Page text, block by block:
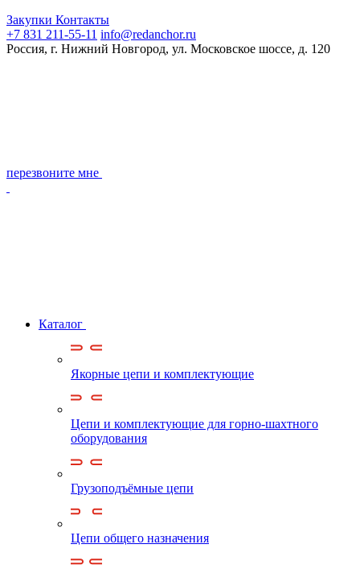
Закупки Контакты
+7 831 211-55-11 info@redanchor.ru
Россия, г. Нижний Новгород, ул. Московское шоссе, д. 120
перезвоните мне
Каталог
Якорные цепи и комплектующие
Цепи и комплектующие для горно-шахтного
оборудования
Грузоподъёмные цепи
Цепи общего назначения